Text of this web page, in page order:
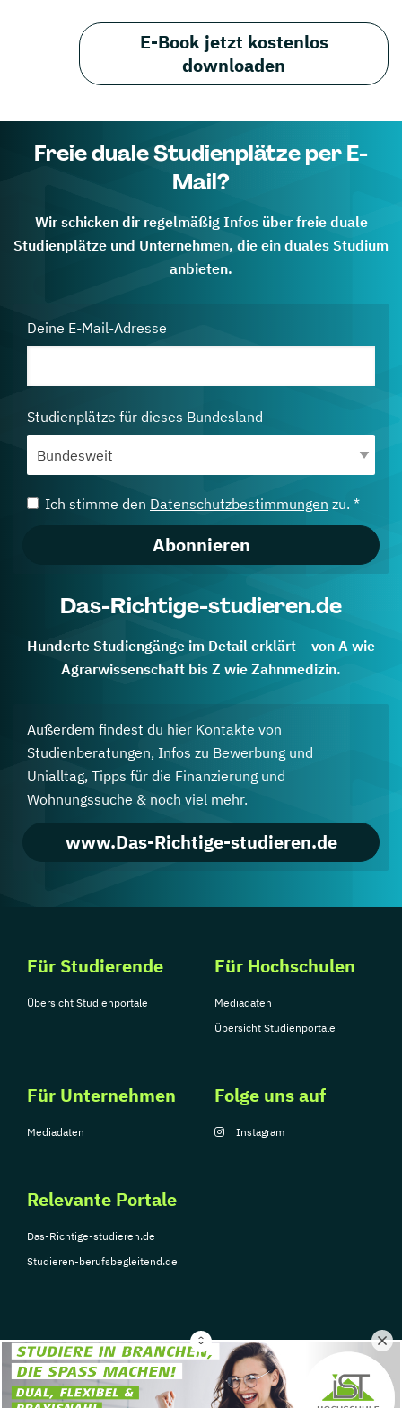
E-Book jetzt kostenlos
downloaden
Freie duale Studienplätze per E-
Mail?
Wir schicken dir regelmäßig Infos über freie duale
Studienplätze und Unternehmen, die ein duales Studium
anbieten.
Deine E-Mail-Adresse
Studienplätze für dieses Bundesland
Ich stimme den Datenschutzbestimmungen zu. *
Abonnieren
Das-Richtige-studieren.de
Hunderte Studiengänge im Detail erklärt – von A wie
Agrarwissenschaft bis Z wie Zahnmedizin.
Außerdem findest du hier Kontakte von
Studienberatungen, Infos zu Bewerbung und
Unialltag, Tipps für die Finanzierung und
Wohnungssuche & noch viel mehr.
www.Das-Richtige-studieren.de
Für Studierende
Übersicht Studienportale
Für Hochschulen
Mediadaten
Übersicht Studienportale
Für Unternehmen
Mediadaten
Relevante Portale
Das-Richtige-studieren.de
Studieren-berufsbegleitend.de
Folge uns auf
Instagram
© Copyright 2026, TarGroup Media GmbH
Impressum
Über Datenschutzerklärung Nutzungsbedingungen